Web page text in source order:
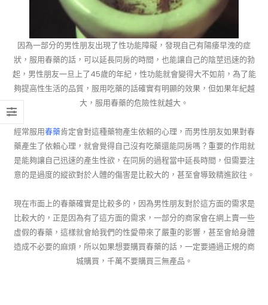
因為一部分的男性朋友出現了性功能障礙，發現自己有陽痿早洩的症
狀，服用春藥的話，可以延長同房的時間，也能讓自己的陰莖迅速的勃
起，男性朋友一旦上了45歲的年紀，性功能就會變得大不如前，為了能
夠提高性生活的品質，服用吃藥的話確實有明顯的效果，但如果年紀越
大，服用春藥的危險性就越大。
經常服用春藥肯定會對這種藥物產生依賴的心理，而男性朋友如果對春
藥產生了依賴心理，就會覺得自己沒有吃藥還能同房嗎？重要的作用就
是能夠讓自己迅速的產生性欲，在同房的過程當中延長時間，但需要注
意的是過度的縱欲對於人體的傷害是比較大的，甚至會導致精進飲往。
現在市面上的春藥確實是比較多的，因為男性朋友對於這方面的需求是
比較大的，正是因為有了這方面的需求，一部分的商家會在網上賣一些
虛假的春藥，這樣就會給我們的性愛帶來了嚴重的影響，甚至會給身體
造成不必要的麻煩，所以如果想要購買春藥的話，一定要通過正規的商
城購買，千萬不要購買三無產品。